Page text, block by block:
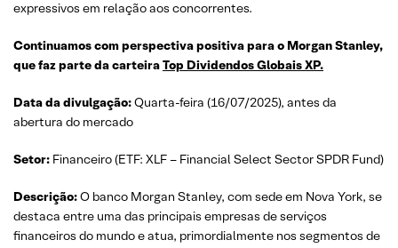
expressivos em relação aos concorrentes.
Continuamos com perspectiva positiva para o Morgan Stanley,
que faz parte da carteiraTop Dividendos Globais XP.
Data da divulgação:Quarta-feira (16/07/2025), antes da
abertura do mercado
Setor: Financeiro (ETF: XLF – Financial Select Sector SPDR Fund)
Descrição:O banco Morgan Stanley, com sede em Nova York, se
destaca entre uma das principais empresas de serviços
financeiros do mundo e atua, primordialmente nos segmentos de